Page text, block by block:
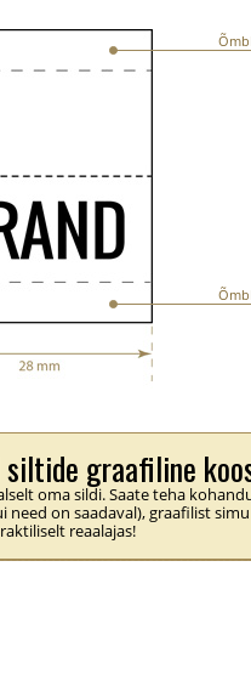
siltide graafiline
oma sildi. Saate teha
need on saadaval), graafilist
reaalajas!